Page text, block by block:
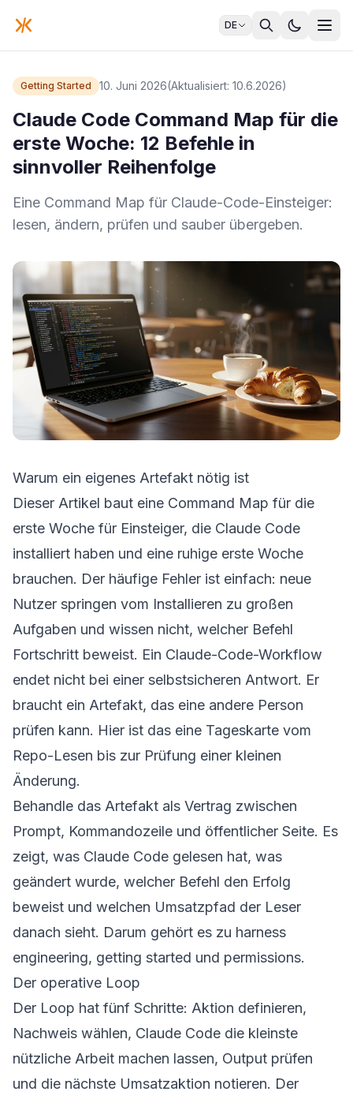
DE
Getting Started 10. Juni 2026(Aktualisiert: 10.6.2026)
Claude Code Command Map für die
erste Woche: 12 Befehle in
sinnvoller Reihenfolge
Eine Command Map für Claude-Code-Einsteiger:
lesen, ändern, prüfen und sauber übergeben.
Warum ein eigenes Artefakt nötig ist
Dieser Artikel baut eine Command Map für die
erste Woche für Einsteiger, die Claude Code
installiert haben und eine ruhige erste Woche
brauchen. Der häufige Fehler ist einfach: neue
Nutzer springen vom Installieren zu großen
Aufgaben und wissen nicht, welcher Befehl
Fortschritt beweist. Ein Claude-Code-Workflow
endet nicht bei einer selbstsicheren Antwort. Er
braucht ein Artefakt, das eine andere Person
prüfen kann. Hier ist das eine Tageskarte vom
Repo-Lesen bis zur Prüfung einer kleinen
Änderung.
Behandle das Artefakt als Vertrag zwischen
Prompt, Kommandozeile und öffentlicher Seite. Es
zeigt, was Claude Code gelesen hat, was
geändert wurde, welcher Befehl den Erfolg
beweist und welchen Umsatzpfad der Leser
danach sieht. Darum gehört es zu harness
engineering, getting started und permissions.
Der operative Loop
Der Loop hat fünf Schritte: Aktion definieren,
Nachweis wählen, Claude Code die kleinste
nützliche Arbeit machen lassen, Output prüfen
und die nächste Umsatzaktion notieren. Der